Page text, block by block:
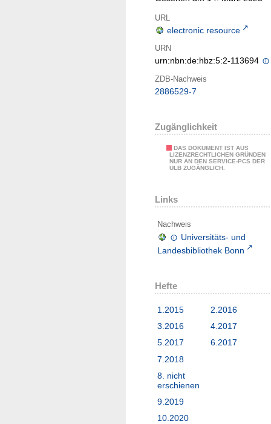
URL
electronic resource
URN
urn:nbn:de:hbz:5:2-113694
ZDB-Nachweis
2886529-7
Zugänglichkeit
DAS DOKUMENT IST AUS
LIZENZRECHTLICHEN GRÜNDEN
NUR AN DEN SERVICE-PCS DER
ULB ZUGÄNGLICH.
Links
Nachweis
Universitäts- und
Landesbibliothek Bonn
Hefte
1.2015
2.2016
3.2016
4.2017
5.2017
6.2017
7.2018
8. nicht
erschienen
9.2019
10.2020